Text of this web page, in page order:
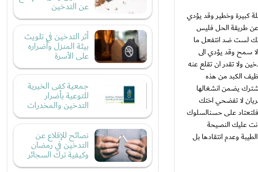
كبيرة وخطير وقد يؤدي
عن طريقة الحل فليس
لست ضد انتفعل ما
سمح وقد يؤدي الى
ولا تقدر ان تقلع عنه
الكبد من هذه
يضمن انشغالها
لا تفضحي اختك
فلتعتاد على حسنالسلوك
عليك النصيحة
وعدم انتقادها بل
عن التدخين
أثر التدخين في تلويث
بيئة المنزل وأضراره
على الأسرة
جمعية كفى الخيرية
للتوعية بأضرار
التدخين والمخدرات
نصائح للإقلاع عن
التدخين في رمضان
وكيفية ترك السجائر